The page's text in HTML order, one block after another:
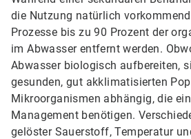
die Nutzung natürlich
Prozesse bis zu 90 Prozent der
im Abwasser entfernt werden.
Abwasser biologisch aufbereiten,
gesunden, gut akklimatisierten
Mikroorganismen abhängig, die
Management benötigen.
gelöster Sauerstoff, Temperatur